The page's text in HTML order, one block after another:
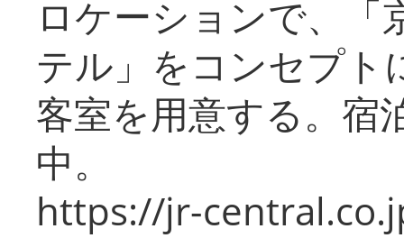
ロケーションで、「
テル」をコンセプト
客室を用意する。宿
中。
https://jr-